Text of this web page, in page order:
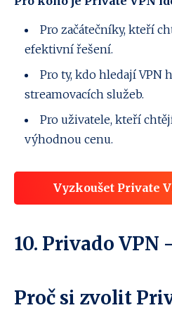
Pro začátečníky, kteří
efektivní řešení.
Pro ty, kdo hledají VPN
streamovacích služeb.
Pro uživatele, kteří
výhodnou cenu.
Vyzkoušet Private
10. Privado VPN
Proč si zvolit